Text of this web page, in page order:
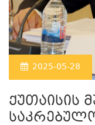
2025-05-28
ქუთაისის